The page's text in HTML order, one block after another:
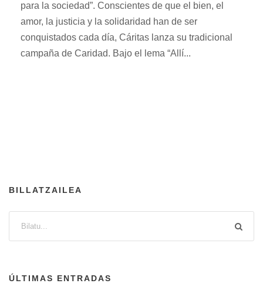
para la sociedad”. Conscientes de que el bien, el
amor, la justicia y la solidaridad han de ser
conquistados cada día, Cáritas lanza su tradicional
campaña de Caridad. Bajo el lema “Allí...
BILLATZAILEA
ÚLTIMAS ENTRADAS